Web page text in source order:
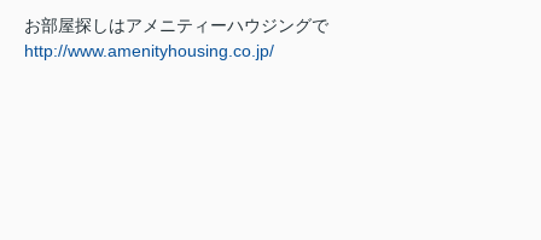
お部屋探しはアメニティーハウジングで
http://www.amenityhousing.co.jp/